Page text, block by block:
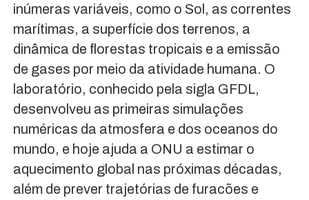
inúmeras variáveis, como o Sol, as correntes
marítimas, a superfície dos terrenos, a
dinâmica de florestas tropicais e a emissão
de gases por meio da atividade humana. O
laboratório, conhecido pela sigla GFDL,
desenvolveu as primeiras simulações
numéricas da atmosfera e dos oceanos do
mundo, e hoje ajuda a ONU a estimar o
aquecimento global nas próximas décadas,
além de prever trajetórias de furacões e